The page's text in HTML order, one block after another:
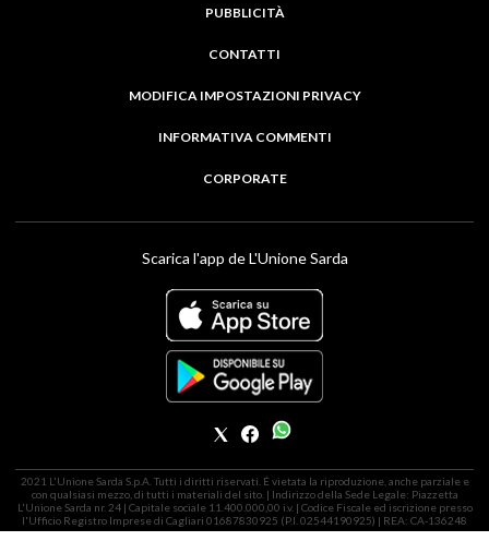
PUBBLICITÀ
CONTATTI
MODIFICA IMPOSTAZIONI PRIVACY
INFORMATIVA COMMENTI
CORPORATE
Scarica l'app de L'Unione Sarda
2021 L'Unione Sarda S.p.A. Tutti i diritti riservati. É vietata la riproduzione, anche parziale e
con qualsiasi mezzo, di tutti i materiali del sito. | Indirizzo della Sede Legale: Piazzetta
L'Unione Sarda nr. 24 | Capitale sociale 11.400.000,00 i.v. | Codice Fiscale ed iscrizione presso
l'Ufficio Registro Imprese di Cagliari 01687830925 (P.I. 02544190925) | REA: CA-136248